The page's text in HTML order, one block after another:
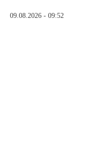
09.08.2026 - 09:52